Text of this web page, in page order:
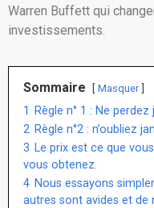
Warren Buffett qui
investissements.
Sommaire Masquer
1
Règle n° 1 : Ne perdez
2 Règle n°2 : n’oubliez
3 Le prix est ce que
vous obtenez.
4 Nous essayons
autres sont avides et de